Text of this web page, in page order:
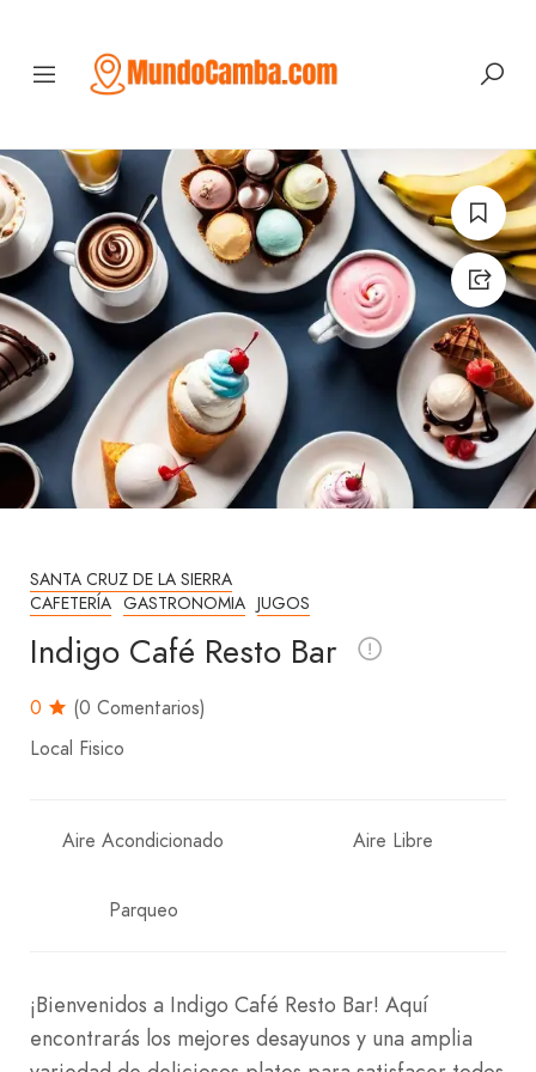
SANTA CRUZ DE LA SIERRA
CAFETERÍA GASTRONOMIA JUGOS
Indigo Café Resto Bar
0
(0 Comentarios)
Local Fisico
Aire Acondicionado Aire Libre
Parqueo
¡Bienvenidos a Indigo Café Resto Bar! Aquí
encontrarás los mejores desayunos y una amplia